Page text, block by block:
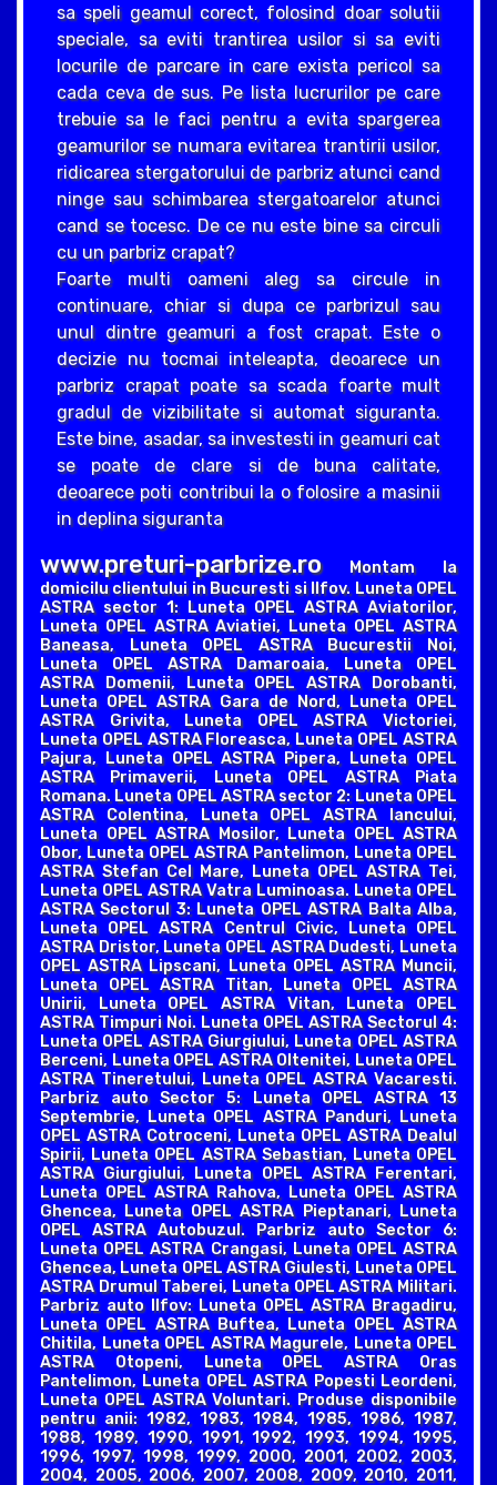
sa speli geamul corect, folosind doar solutii
speciale, sa eviti trantirea usilor si sa eviti
locurile de parcare in care exista pericol sa
cada ceva de sus. Pe lista lucrurilor pe care
trebuie sa le faci pentru a evita spargerea
geamurilor se numara evitarea trantirii usilor,
ridicarea stergatorului de parbriz atunci cand
ninge sau schimbarea stergatoarelor atunci
cand se tocesc. De ce nu este bine sa circuli
cu un parbriz crapat?
Foarte multi oameni aleg sa circule in
continuare, chiar si dupa ce parbrizul sau
unul dintre geamuri a fost crapat. Este o
decizie nu tocmai inteleapta, deoarece un
parbriz crapat poate sa scada foarte mult
gradul de vizibilitate si automat siguranta.
Este bine, asadar, sa investesti in geamuri cat
se poate de clare si de buna calitate,
deoarece poti contribui la o folosire a masinii
in deplina siguranta
www.preturi-parbrize.roMontam la
domicilu clientului in Bucuresti si Ilfov. Luneta OPEL
ASTRA sector 1: Luneta OPEL ASTRA Aviatorilor,
Luneta OPEL ASTRA Aviatiei, Luneta OPEL ASTRA
Baneasa, Luneta OPEL ASTRA Bucurestii Noi,
Luneta OPEL ASTRA Damaroaia, Luneta OPEL
ASTRA Domenii, Luneta OPEL ASTRA Dorobanti,
Luneta OPEL ASTRA Gara de Nord, Luneta OPEL
ASTRA Grivita, Luneta OPEL ASTRA Victoriei,
Luneta OPEL ASTRA Floreasca, Luneta OPEL ASTRA
Pajura, Luneta OPEL ASTRA Pipera, Luneta OPEL
ASTRA Primaverii, Luneta OPEL ASTRA Piata
Romana. Luneta OPEL ASTRA sector 2: Luneta OPEL
ASTRA Colentina, Luneta OPEL ASTRA Iancului,
Luneta OPEL ASTRA Mosilor, Luneta OPEL ASTRA
Obor, Luneta OPEL ASTRA Pantelimon, Luneta OPEL
ASTRA Stefan Cel Mare, Luneta OPEL ASTRA Tei,
Luneta OPEL ASTRA Vatra Luminoasa. Luneta OPEL
ASTRA Sectorul 3: Luneta OPEL ASTRA Balta Alba,
Luneta OPEL ASTRA Centrul Civic, Luneta OPEL
ASTRA Dristor, Luneta OPEL ASTRA Dudesti, Luneta
OPEL ASTRA Lipscani, Luneta OPEL ASTRA Muncii,
Luneta OPEL ASTRA Titan, Luneta OPEL ASTRA
Unirii, Luneta OPEL ASTRA Vitan, Luneta OPEL
ASTRA Timpuri Noi. Luneta OPEL ASTRA Sectorul 4:
Luneta OPEL ASTRA Giurgiului, Luneta OPEL ASTRA
Berceni, Luneta OPEL ASTRA Oltenitei, Luneta OPEL
ASTRA Tineretului, Luneta OPEL ASTRA Vacaresti.
Parbriz auto Sector 5: Luneta OPEL ASTRA 13
Septembrie, Luneta OPEL ASTRA Panduri, Luneta
OPEL ASTRA Cotroceni, Luneta OPEL ASTRA Dealul
Spirii, Luneta OPEL ASTRA Sebastian, Luneta OPEL
ASTRA Giurgiului, Luneta OPEL ASTRA Ferentari,
Luneta OPEL ASTRA Rahova, Luneta OPEL ASTRA
Ghencea, Luneta OPEL ASTRA Pieptanari, Luneta
OPEL ASTRA Autobuzul. Parbriz auto Sector 6:
Luneta OPEL ASTRA Crangasi, Luneta OPEL ASTRA
Ghencea, Luneta OPEL ASTRA Giulesti, Luneta OPEL
ASTRA Drumul Taberei, Luneta OPEL ASTRA Militari.
Parbriz auto Ilfov: Luneta OPEL ASTRA Bragadiru,
Luneta OPEL ASTRA Buftea, Luneta OPEL ASTRA
Chitila, Luneta OPEL ASTRA Magurele, Luneta OPEL
ASTRA Otopeni, Luneta OPEL ASTRA Oras
Pantelimon, Luneta OPEL ASTRA Popesti Leordeni,
Luneta OPEL ASTRA Voluntari. Produse disponibile
pentru anii: 1982, 1983, 1984, 1985, 1986, 1987,
1988, 1989, 1990, 1991, 1992, 1993, 1994, 1995,
1996, 1997, 1998, 1999, 2000, 2001, 2002, 2003,
2004, 2005, 2006, 2007, 2008, 2009, 2010, 2011,